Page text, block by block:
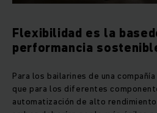
Flexibilidad es la
performancia
Para los bailarines de una
que para los diferentes
automatización de alto